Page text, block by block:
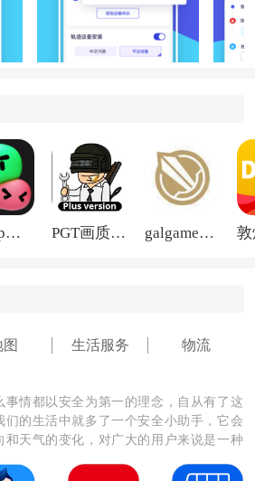
和等待时间。
软件不同，世德物流货主版没有烦
该软件提供实时的物流信息追踪功
的运输情况，及时调整运输计
地运达目的地。
货主版能够提供订单提示功能，及
和进展，方便用户及时跟进和处
TapTap国际版2026 PGT画质助手旧版 galgame游戏盒子2026
生活服务 物流
事情都以安全为第一的理念，自从有了这
的生活中就多了一个安全小助手，它会
和天气的变化，对广大的用户来说是一种